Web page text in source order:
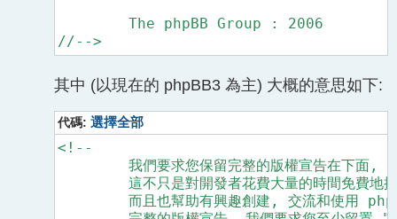
	The phpBB Group : 2006
//-->
其中 (以現在的 phpBB3 為主) 大概的意思如下:
代碼:選擇全部
<!--
	我們要求您保留完整的版權宣告在下面, 包括到 www.phpbb.com. 的連結.
	這不只是對開發者花費大量的時間免費地提供支援之尊重,
	而且也幫助有興趣創建, 交流和使用 phpBB3 者. 如果您 (果真地) 不能保留